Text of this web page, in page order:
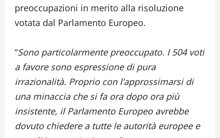
preoccupazioni in merito alla risoluzione
votata dal Parlamento Europeo.
“Sono particolarmente preoccupato. I 504 voti
a favore sono espressione di pura
irrazionalità. Proprio con l’approssimarsi di
una minaccia che si fa ora dopo ora più
insistente, il Parlamento Europeo avrebbe
dovuto chiedere a tutte le autorità europee e